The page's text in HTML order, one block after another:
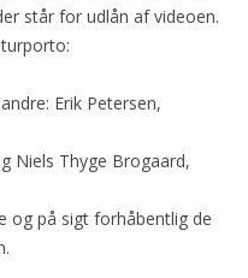
står for udlån af videoen.
Erik Petersen,
Niels Thyge Brogaard,
på sigt forhåbentlig de